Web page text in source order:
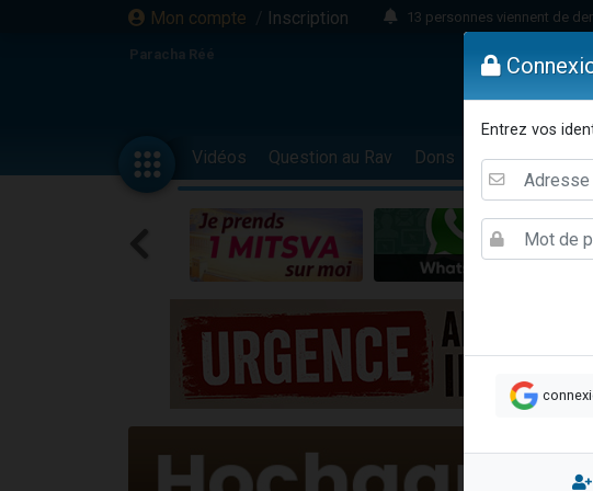
Mon compte / Inscription
13 personnes viennent de
Il reste 49 places pour
3 personnes viennent de
2 personnes viennent de
3 personnes viennent de
2 nouvelles musiques
8 personnes viennent de
4 personnes viennent
Nouvelle émission radio :
61 personnes viennent de
Il reste 49 places pour
Nathaniel vient de donner
Paracha Réé
Vidéos Question au Rav Dons Femmes
Entrez vos